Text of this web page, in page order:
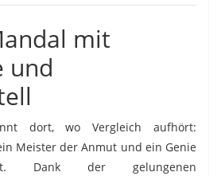
mit
und
dort, wo Vergleich aufhört:
Meister der Anmut und ein Genie
Dank der gelungenen